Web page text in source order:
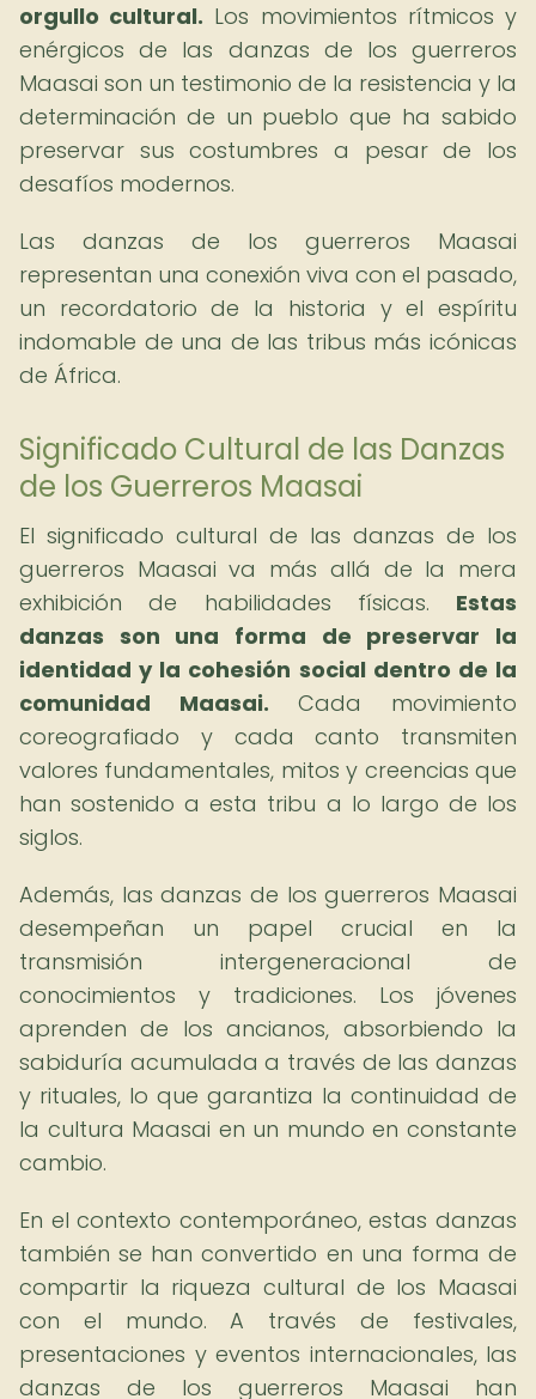
orgullo cultural. Los movimientos rítmicos y
enérgicos de las danzas de los guerreros
Maasai son un testimonio de la resistencia y la
determinación de un pueblo que ha sabido
preservar sus costumbres a pesar de los
desafíos modernos.
Las danzas de los guerreros Maasai
representan una conexión viva con el pasado,
un recordatorio de la historia y el espíritu
indomable de una de las tribus más icónicas
de África.
Significado Cultural de las Danzas
de los Guerreros Maasai
El significado cultural de las danzas de los
guerreros Maasai va más allá de la mera
exhibición de habilidades físicas. Estas
danzas son una forma de preservar la
identidad y la cohesión social dentro de la
comunidad Maasai. Cada movimiento
coreografiado y cada canto transmiten
valores fundamentales, mitos y creencias que
han sostenido a esta tribu a lo largo de los
siglos.
Además, las danzas de los guerreros Maasai
desempeñan un papel crucial en la
transmisión intergeneracional de
conocimientos y tradiciones. Los jóvenes
aprenden de los ancianos, absorbiendo la
sabiduría acumulada a través de las danzas
y rituales, lo que garantiza la continuidad de
la cultura Maasai en un mundo en constante
cambio.
En el contexto contemporáneo, estas danzas
también se han convertido en una forma de
compartir la riqueza cultural de los Maasai
con el mundo. A través de festivales,
presentaciones y eventos internacionales, las
danzas de los guerreros Maasai han